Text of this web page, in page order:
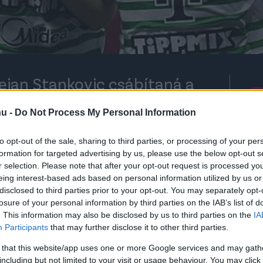
- Do Not Process My Personal Information
opt-out of the sale, sharing to third parties, or processing of your
for targeted advertising by us, please use the below opt-out
selection. Please note that after your opt-out request is processed
interest-based ads based on personal information utilized by us
to third parties prior to your opt-out. You may separately
of your personal information by third parties on the IAB’s list of
This information may also be disclosed by us to third parties on the
Participants that may further disclose it to other third parties.
that this website/app uses one or more Google services and may
but not limited to your visit or usage behaviour. You may
Stankovic csábítaná a
zvezdához az izraeli
kövess minket aCsakfociGoogle News oldalán is!
távozásárólírnak Szerbiában. A
zvezda csapna le a zöldek izraeli
Mohammed Abu Fanira.Arról írnak, hogy
a jelenleg a belgrádiakat irányító